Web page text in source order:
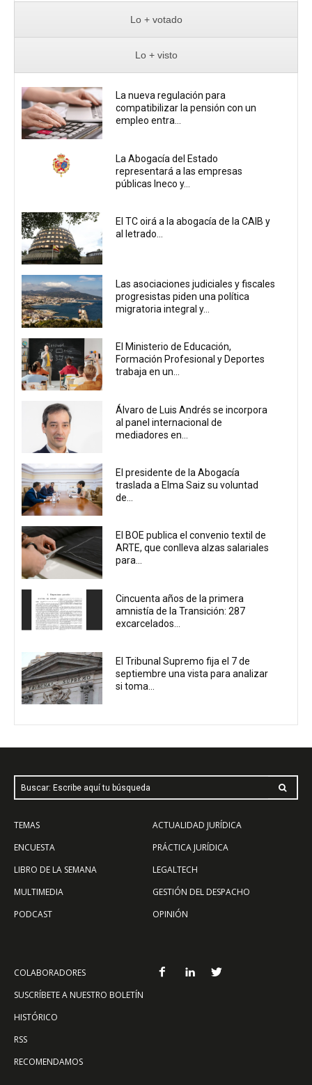
Lo + votado
Lo + visto
La nueva regulación para
compatibilizar la pensión con un
empleo entra...
La Abogacía del Estado
representará a las empresas
públicas Ineco y...
El TC oirá a la abogacía de la CAIB y
al letrado...
Las asociaciones judiciales y fiscales
progresistas piden una política
migratoria integral y...
El Ministerio de Educación,
Formación Profesional y Deportes
trabaja en un...
Álvaro de Luis Andrés se incorpora
al panel internacional de
mediadores en...
El presidente de la Abogacía
traslada a Elma Saiz su voluntad
de...
El BOE publica el convenio textil de
ARTE, que conlleva alzas salariales
para...
Cincuenta años de la primera
amnistía de la Transición: 287
excarcelados...
El Tribunal Supremo fija el 7 de
septiembre una vista para analizar
si toma...
Buscar: Escribe aquí tu búsqueda
TEMAS
ENCUESTA
LIBRO DE LA SEMANA
MULTIMEDIA
PODCAST
ACTUALIDAD JURÍDICA
PRÁCTICA JURÍDICA
LEGALTECH
GESTIÓN DEL DESPACHO
OPINIÓN
COLABORADORES
SUSCRÍBETE A NUESTRO BOLETÍN
HISTÓRICO
RSS
RECOMENDAMOS